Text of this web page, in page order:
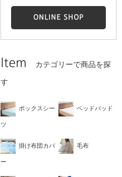
ONLINE SHOP
Item
カテゴリーで商品を探
す
ボックスシー
ツ
ベッドパッド
掛け布団カバ
ー
毛布